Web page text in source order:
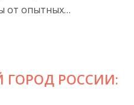
от опытных
колебания цен
и получить
избежать
разработать свой
РОССИИ: